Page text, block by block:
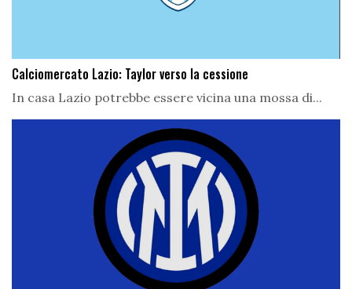
Calciomercato Lazio: Taylor verso la cessione
In casa Lazio potrebbe essere vicina una mossa di...